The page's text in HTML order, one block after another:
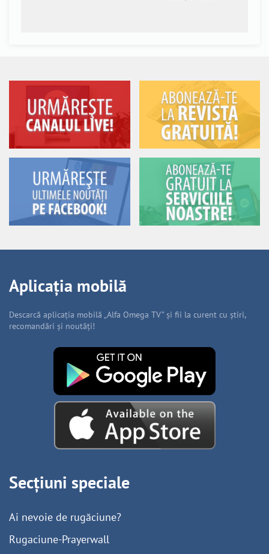
Aplicația mobilă
Descarcă aplicația mobilă „Alfa Omega TV” și fii la curent cu știri,
recomandări și noutăți!
Secțiuni speciale
Ai nevoie de rugăciune?
Rugaciune-Prayerwall